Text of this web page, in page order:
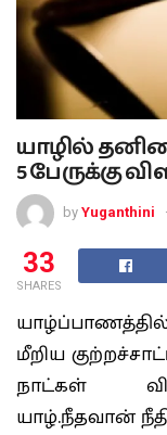
யாழில்
5 பேருக்கு
by Yuganthini
33
SHARES
மீறிய
நாட்கள்
யாழ்.நீதவான்